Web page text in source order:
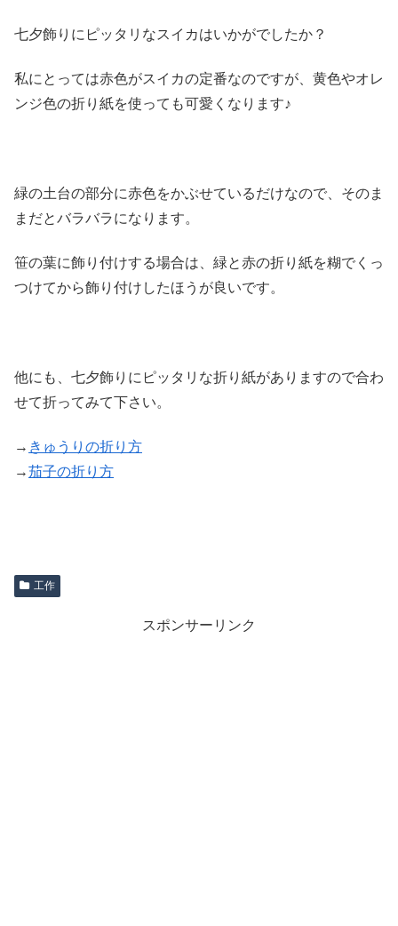
七夕飾りにピッタリなスイカはいかがでしたか？
私にとっては赤色がスイカの定番なのですが、黄色やオレ
ンジ色の折り紙を使っても可愛くなります♪
緑の土台の部分に赤色をかぶせているだけなので、そのま
まだとバラバラになります。
笹の葉に飾り付けする場合は、緑と赤の折り紙を糊でくっ
つけてから飾り付けしたほうが良いです。
他にも、七夕飾りにピッタリな折り紙がありますので合わ
せて折ってみて下さい。
→ きゅうりの折り方
→茄子の折り方
工作
スポンサーリンク